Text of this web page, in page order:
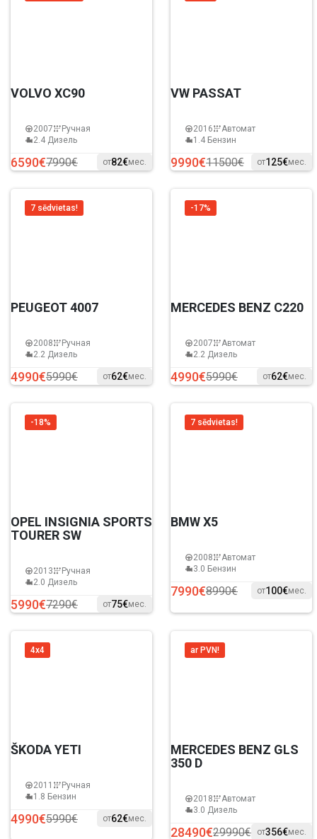
VOLVO XC90
2007
Ручная
2.4 Дизель
6590€7990€ от82€мес.
VW PASSAT
2016
Автомат
1.4 Бензин
9990€11500€ от125€мес.
7 sēdvietas!
PEUGEOT 4007
2008
Ручная
2.2 Дизель
4990€5990€ от62€мес.
-17%
MERCEDES BENZ C220
2007
Автомат
2.2 Дизель
4990€5990€ от62€мес.
-18%
OPEL INSIGNIA SPORTS
TOURER SW
2013
Ручная
2.0 Дизель
5990€7290€ от75€мес.
7 sēdvietas!
BMW X5
2008
Автомат
3.0 Бензин
7990€8990€ от100€мес.
4x4
ŠKODA YETI
2011
Ручная
1.8 Бензин
4990€5990€ от62€мес.
ar PVN!
MERCEDES BENZ GLS
350 D
2018
Автомат
3.0 Дизель
28490€29990€ от356€мес.